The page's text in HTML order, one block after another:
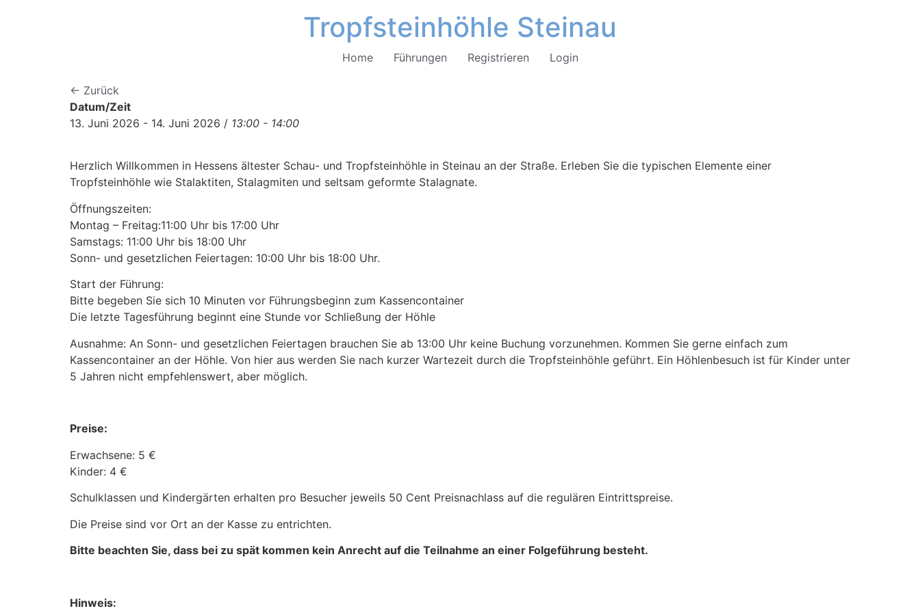
Tropfsteinhöhle Steinau
Home Führungen Registrieren Login
← Zurück
Datum/Zeit
13. Juni 2026 - 14. Juni 2026 / 13:00 - 14:00
Herzlich Willkommen in Hessens ältester Schau- und Tropfsteinhöhle in Steinau an der Straße. Erleben Sie die typischen Elemente einer
Tropfsteinhöhle wie Stalaktiten, Stalagmiten und seltsam geformte Stalagnate.
Öffnungszeiten:
Montag – Freitag:11:00 Uhr bis 17:00 Uhr
Samstags: 11:00 Uhr bis 18:00 Uhr
Sonn- und gesetzlichen Feiertagen: 10:00 Uhr bis 18:00 Uhr.
Start der Führung:
Bitte begeben Sie sich 10 Minuten vor Führungsbeginn zum Kassencontainer
Die letzte Tagesführung beginnt eine Stunde vor Schließung der Höhle
Ausnahme: An Sonn- und gesetzlichen Feiertagen brauchen Sie ab 13:00 Uhr keine Buchung vorzunehmen. Kommen Sie gerne einfach zum
Kassencontainer an der Höhle. Von hier aus werden Sie nach kurzer Wartezeit durch die Tropfsteinhöhle geführt. Ein Höhlenbesuch ist für Kinder unter
5 Jahren nicht empfehlenswert, aber möglich.
Preise:
Erwachsene: 5 €
Kinder: 4 €
Schulklassen und Kindergärten erhalten pro Besucher jeweils 50 Cent Preisnachlass auf die regulären Eintrittspreise.
Die Preise sind vor Ort an der Kasse zu entrichten.
Bitte beachten Sie, dass bei zu spät kommen kein Anrecht auf die Teilnahme an einer Folgeführung besteht.
Hinweis: